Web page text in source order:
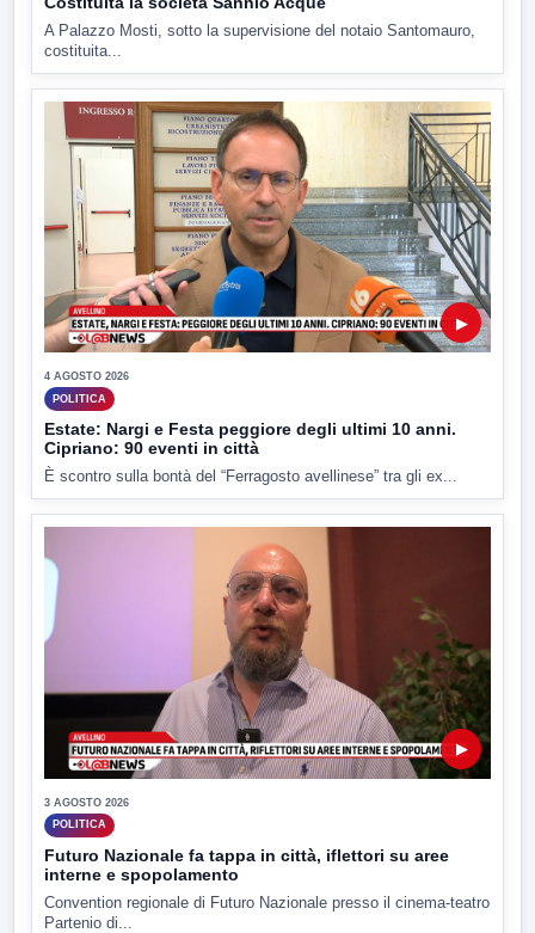
A Palazzo Mosti, sotto la supervisione del notaio Santomauro,
costituita...
▶
4 AGOSTO 2026
POLITICA
Estate: Nargi e Festa peggiore degli ultimi 10 anni.
Cipriano: 90 eventi in città
È scontro sulla bontà del “Ferragosto avellinese” tra gli ex...
▶
3 AGOSTO 2026
POLITICA
Futuro Nazionale fa tappa in città, iflettori su aree
interne e spopolamento
Convention regionale di Futuro Nazionale presso il cinema-teatro
Partenio di...